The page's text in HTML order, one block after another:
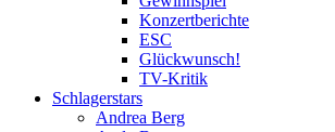
Konzertberichte
ESC
Glückwunsch!
TV-Kritik
Schlagerstars
Andrea Berg